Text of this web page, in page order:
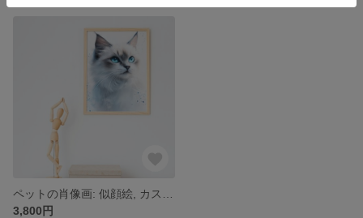
3,800円